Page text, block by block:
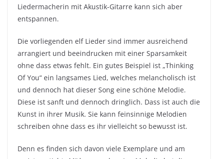
Liedermacherin mit Akustik-Gitarre kann sich aber
entspannen.
Die vorliegenden elf Lieder sind immer ausreichend
arrangiert und beeindrucken mit einer Sparsamkeit
ohne dass etwas fehlt. Ein gutes Beispiel ist „Thinking
Of You“ ein langsames Lied, welches melancholisch ist
und dennoch hat dieser Song eine schöne Melodie.
Diese ist sanft und dennoch dringlich. Dass ist auch die
Kunst in ihrer Musik. Sie kann feinsinnige Melodien
schreiben ohne dass es ihr vielleicht so bewusst ist.
Denn es finden sich davon viele Exemplare und am